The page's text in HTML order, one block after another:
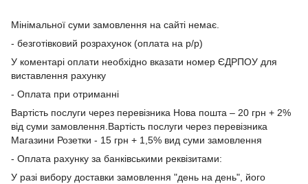
Мінімальної суми замовлення на сайті немає.
- безготівковий розрахунок (оплата на р/р)
У коментарі оплати необхідно вказати номер ЄДРПОУ для
виставлення рахунку
- Оплата при отриманні
Вартість послуги через перевізника Нова пошта – 20 грн + 2%
від суми замовлення.Вартість послуги через перевізника
Магазини Розетки - 15 грн + 1,5% вид суми замовлення
- Оплата рахунку за банківськими реквізитами:
У разі вибору доставки замовлення "день на день", його